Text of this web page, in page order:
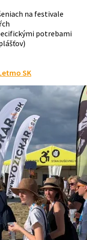
na festivale
potrebami
SK